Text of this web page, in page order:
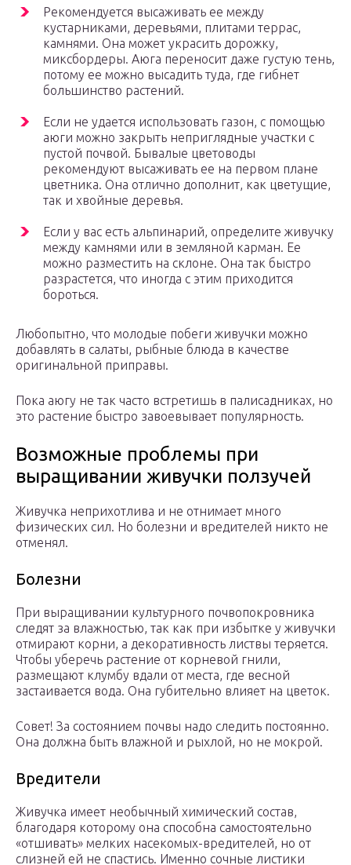
Рекомендуется высаживать ее между
кустарниками, деревьями, плитами террас,
камнями. Она может украсить дорожку,
миксбордеры. Аюга переносит даже густую тень,
потому ее можно высадить туда, где гибнет
большинство растений.
Если не удается использовать газон, с помощью
аюги можно закрыть неприглядные участки с
пустой почвой. Бывалые цветоводы
рекомендуют высаживать ее на первом плане
цветника. Она отлично дополнит, как цветущие,
так и хвойные деревья.
Если у вас есть альпинарий, определите живучку
между камнями или в земляной карман. Ее
можно разместить на склоне. Она так быстро
разрастется, что иногда с этим приходится
бороться.
Любопытно, что молодые побеги живучки можно
добавлять в салаты, рыбные блюда в качестве
оригинальной приправы.
Пока аюгу не так часто встретишь в палисадниках, но
это растение быстро завоевывает популярность.
Возможные проблемы при
выращивании живучки ползучей
Живучка неприхотлива и не отнимает много
физических сил. Но болезни и вредителей никто не
отменял.
Болезни
При выращивании культурного почвопокровника
следят за влажностью, так как при избытке у живучки
отмирают корни, а декоративность листвы теряется.
Чтобы уберечь растение от корневой гнили,
размещают клумбу вдали от места, где весной
застаивается вода. Она губительно влияет на цветок.
Совет! За состоянием почвы надо следить постоянно.
Она должна быть влажной и рыхлой, но не мокрой.
Вредители
Живучка имеет необычный химический состав,
благодаря которому она способна самостоятельно
«отшивать» мелких насекомых-вредителей, но от
слизней ей не спастись. Именно сочные листики